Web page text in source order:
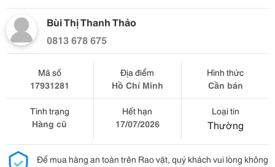
Bùi Thị Thanh Thảo
0813 678 675
Mã số
17931281
Địa điểm
Hồ Chí Minh
Hình thức
Cần bán
Tình trạng
Hàng cũ
Hết hạn
17/07/2026
Loại tin
Thường
Để mua hàng an toàn trên Rao vặt, quý khách vui lòng không